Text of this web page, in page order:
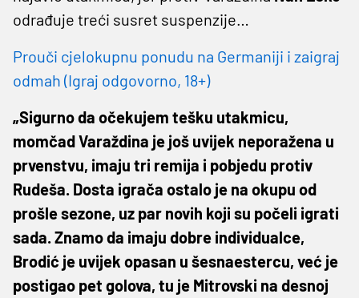
odrađuje treći susret suspenzije…
Prouči cjelokupnu ponudu na Germaniji i zaigraj
odmah (Igraj odgovorno, 18+)
„Sigurno da očekujem tešku utakmicu,
momčad Varaždina je još uvijek neporažena u
prvenstvu, imaju tri remija i pobjedu protiv
Rudeša. Dosta igrača ostalo je na okupu od
prošle sezone, uz par novih koji su počeli igrati
sada. Znamo da imaju dobre individualce,
Brodić je uvijek opasan u šesnaestercu, već je
postigao pet golova, tu je Mitrovski na desnoj